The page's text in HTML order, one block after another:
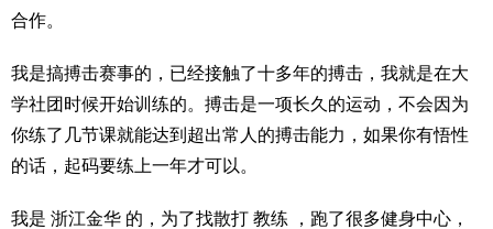
合作。
我是搞搏击赛事的，已经接触了十多年的搏击，我就是在大
学社团时候开始训练的。搏击是一项长久的运动，不会因为
你练了几节课就能达到超出常人的搏击能力，如果你有悟性
的话，起码要练上一年才可以。
我是 浙江金华 的，为了找散打 教练 ，跑了很多健身中心，